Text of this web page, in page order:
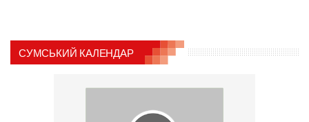
СУМСЬКИЙ КАЛЕНДАР